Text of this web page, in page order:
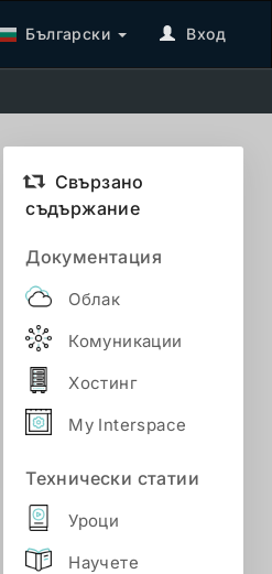
Български Вход
Свързано
съдържание
Документация
Облак
Комуникации
Хостинг
My Interspace
Технически статии
Уроци
Научете